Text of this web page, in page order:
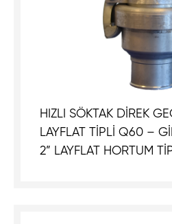
HIZLI SÖKTAK DİREK
LAYFLAT TİPLİ Q60 –
2” LAYFLAT HORTUM